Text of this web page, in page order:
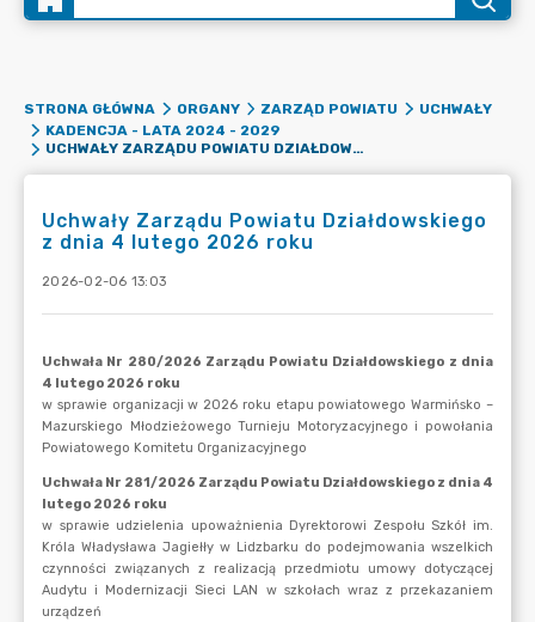
STRONA GŁÓWNA ORGANY ZARZĄD POWIATU
UCHWAŁY
KADENCJA - LATA 2024 - 2029
UCHWAŁY ZARZĄDU POWIATU DZIAŁDOWSKIEGO Z DNIA 4 LUTEGO 2026 ROKU
Uchwały Zarządu Powiatu Działdowskiego
z dnia 4 lutego 2026 roku
2026-02-06 13:03